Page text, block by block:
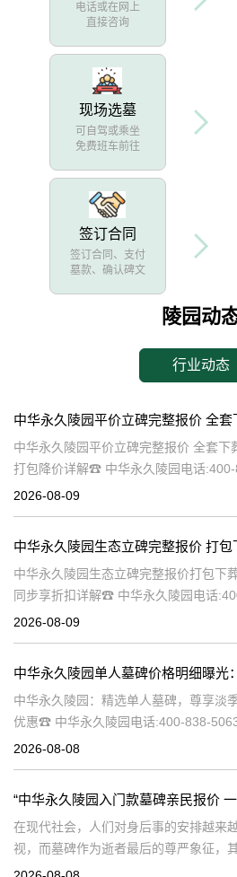
电话或在网上
直接咨询
现场选墓
可自驾或乘坐
免费班车前往
签订合同
签订合同、支付
墓款、确认碑文
陵园动
行业动态
中华永久陵园平价立碑完整报价 全套下
打包降价详解☎ 中华永久陵园电话
5063在人生的旅途中，每个人都会经历
2026-08-09
中华永久陵园生态立碑完整报价打包下
同步享折扣详解☎ 中华永久陵园电话
5063中华永久陵园作为国内知名的陵园
2026-08-09
中华永久陵园：精选单人墓碑，尊享淡
优惠☎ 中华永久陵园电话:400-838-
永久陵园，作为国内知名的陵园品牌，始
2026-08-08
在现代社会，人们对身后事的安排越来
视，而墓碑作为逝者最后的尊严象征，
与设计也变得尤为重要。中华永久陵园作